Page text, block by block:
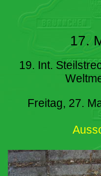
17.
19. Int.
Freitag, 27.